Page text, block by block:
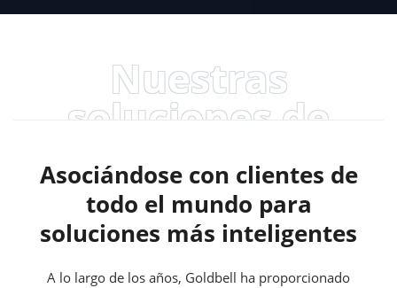
Nuestras
soluciones de
productos
Asociándose con clientes de
todo el mundo para
soluciones más inteligentes
A lo largo de los años, Goldbell ha proporcionado